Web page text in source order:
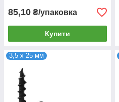
85,10 ₴/упаковка
Купити
3,5 х 25 мм